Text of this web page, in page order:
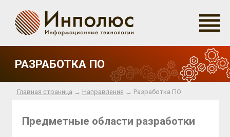
РАЗРАБОТКА ПО
Главная страница → Направления → Разработка ПО
Предметные области разработки